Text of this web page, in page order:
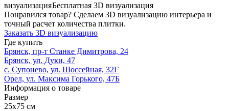
Бесплатная 3D визуализация
Понравился товар? Сделаем 3D визуализацию интерьера и
точный расчет количества плитки.
Заказать 3D визуализацию
Где купить
Брянск, пр-т Станке Димитрова, 24
Брянск, ул. Дуки, 47
с. Супонево, ул. Шоссейная, 32Г
Орел, ул. Максима Горького, 47Б
Информация о товаре
Размер
25x75 см